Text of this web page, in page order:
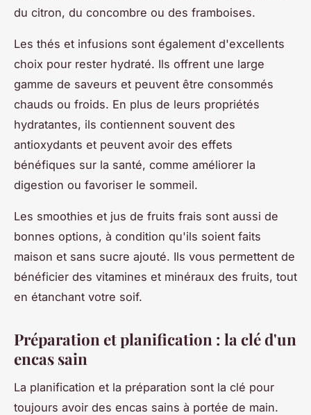
du citron, du concombre ou des framboises.
Les thés et infusions sont également d'excellents
choix pour rester hydraté. Ils offrent une large
gamme de saveurs et peuvent être consommés
chauds ou froids. En plus de leurs propriétés
hydratantes, ils contiennent souvent des
antioxydants et peuvent avoir des effets
bénéfiques sur la santé, comme améliorer la
digestion ou favoriser le sommeil.
Les smoothies et jus de fruits frais sont aussi de
bonnes options, à condition qu'ils soient faits
maison et sans sucre ajouté. Ils vous permettent de
bénéficier des vitamines et minéraux des fruits, tout
en étanchant votre soif.
Préparation et planification : la clé d'un
encas sain
La planification et la préparation sont la clé pour
toujours avoir des encas sains à portée de main.